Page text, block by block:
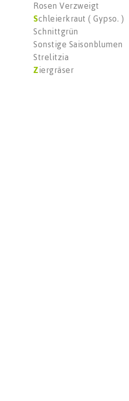
Rosen Verzweigt
Schleierkraut ( Gypso. )
Schnittgrün
Sonstige Saisonblumen
Strelitzia
Ziergräser